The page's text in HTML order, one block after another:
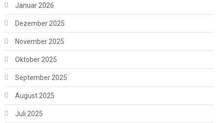
Januar 2026
Dezember 2025
November 2025
Oktober 2025
September 2025
August 2025
Juli 2025